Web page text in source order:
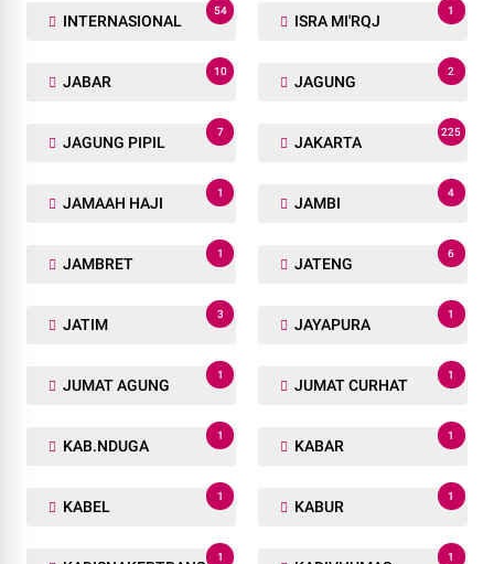
INTERNASIONAL
54
ISRA MI'RQJ
1
JABAR
10
JAGUNG
2
JAGUNG PIPIL
7
JAKARTA
225
JAMAAH HAJI
1
JAMBI
4
JAMBRET
1
JATENG
6
JATIM
3
JAYAPURA
1
JUMAT AGUNG
1
JUMAT CURHAT
1
KAB.NDUGA
1
KABAR
1
KABEL
1
KABUR
1
1 1